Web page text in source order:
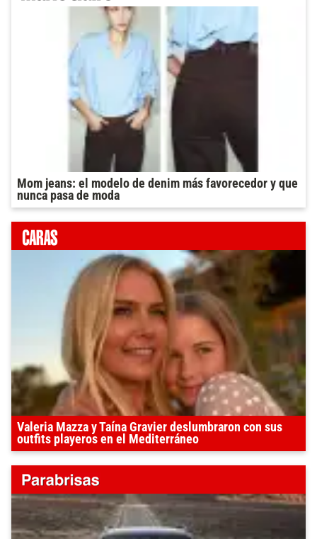
Mom jeans: el modelo de denim más favorecedor y que
nunca pasa de moda
Valeria Mazza y Taína Gravier deslumbraron con sus
outfits playeros en el Mediterráneo